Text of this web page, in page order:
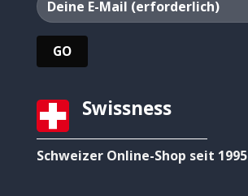
Swissness
Schweizer Online-Shop seit 1995